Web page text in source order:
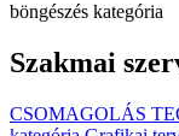
böngészés kategória
Szakmai
CSOMAGOLÁS